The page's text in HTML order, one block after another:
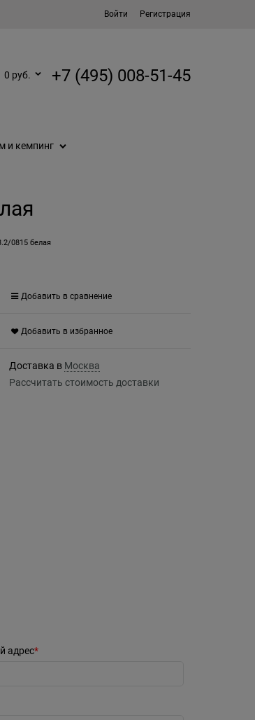
Войти Регистрация
0 руб. +7 (495) 008-51-45
и кемпинг
0815 белая
Добавить в сравнение
Добавить в избранное
Доставка в Москва
Рассчитать стоимость доставки
адрес